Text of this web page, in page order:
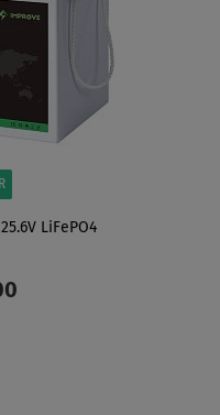
LiFePO4